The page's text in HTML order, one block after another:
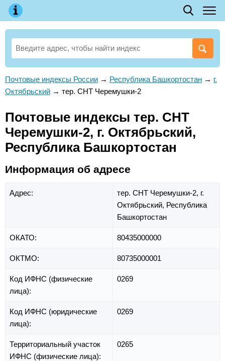
Почтовые индексы России → Республика Башкортостан → г.
Октябрьский → тер. СНТ Черемушки-2
Почтовые индексы тер. СНТ
Черемушки-2, г. Октябрьский,
Республика Башкортостан
Информация об адресе
Адрес: тер. СНТ Черемушки-2, г.
Октябрьский, Республика
Башкортостан
ОКАТО: 80435000000
ОКТМО: 80735000001
Код ИФНС (физические
лица):
0269
Код ИФНС (юридические
лица):
0269
Территориальный участок
ИФНС (физические лица):
0265